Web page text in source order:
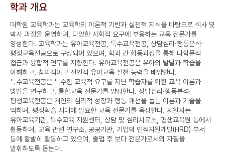
학과 개요
대학원 교육학과는 교육학의 이론적 기반과 실천적 지식을 바탕으로 석사 및
박사 과정을 운영하며, 다양한 사회적 요구에 부응하는 교육 전문가를
양성한다. 교육학과는 유아교육전공, 특수교육전공, 상담심리·행동분석·
평생교육전공으로 구성되어 있으며, 학과 간 협동과정을 통해 다학문적
접근과 융합적 연구를 지향한다. 유아교육전공은 유아의 발달과 학습을
이해하고, 창의적이고 전인적 유아교육 실천 능력을 배양한다.
특수교육전공은 특수한 교육적 요구를 지닌 학습자를 위한 교육 이론과
방법을 연구하고, 통합교육 전문가를 양성한다. 상담심리·행동분석·
평생교육전공은 개인의 심리적 성장과 행동 개선을 돕는 이론과 기술을
익히며, 평생학습 시대에 필요한 교육 전문가를 육성한다. 지원자는
유아교육기관, 특수교육 지원센터, 상담 및 심리치료소, 평생교육원 등에서
활동하며, 교육 관련 연구소, 공공기관, 기업의 인적자원개발(HRD) 부서
등에 활발히 활동하고 있으며, 졸업 후 보다 전문가로서의 자질을
발휘하도록 돕는다.